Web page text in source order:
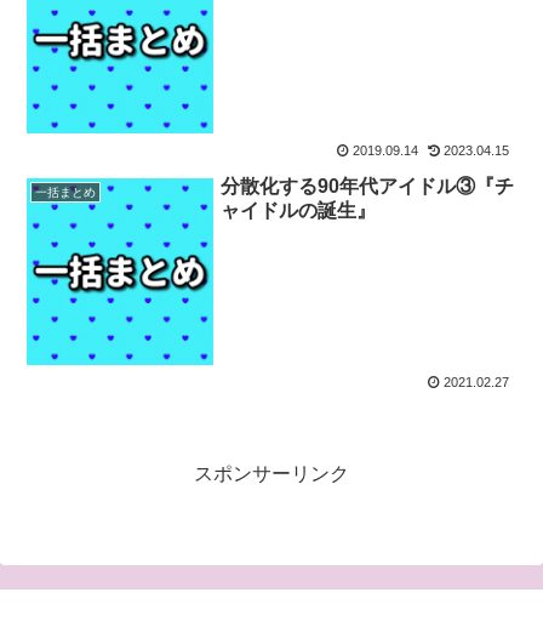
2019.09.14 2023.04.15
一括まとめ
分散化する90年代アイドル③『チ
ャイドルの誕生』
2021.02.27
スポンサーリンク